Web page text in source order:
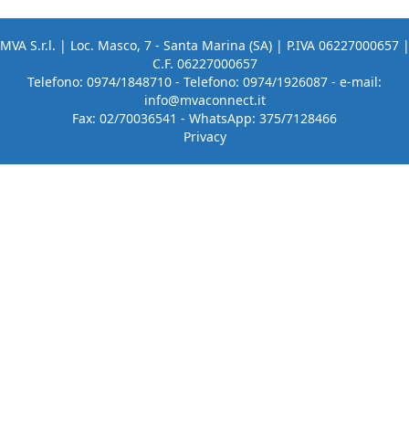
MVA S.r.l. | Loc. Masco, 7 - Santa Marina (SA) | P.IVA 06227000657 |
C.F. 06227000657
Telefono: 0974/1848710 - Telefono: 0974/1926087 - e-mail:
info@mvaconnect.it
Fax: 02/70036541 - WhatsApp: 375/7128466
Privacy